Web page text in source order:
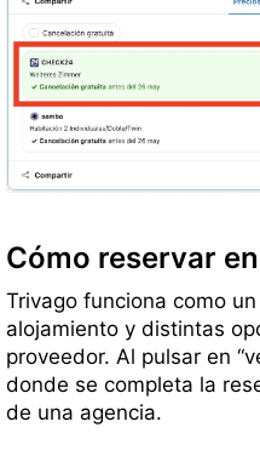
Cómo reservar
Trivago funciona como un
alojamiento y distintas
proveedor. Al pulsar en
donde se completa la
de una agencia.